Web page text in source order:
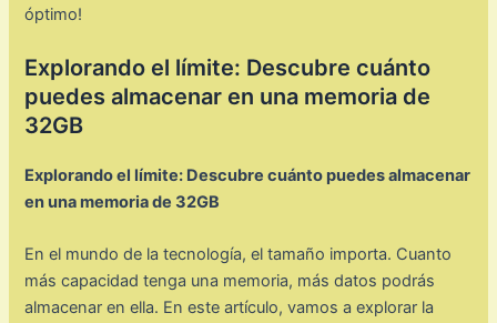
óptimo!
Explorando el límite: Descubre cuánto
puedes almacenar en una memoria de
32GB
Explorando el límite: Descubre cuánto puedes almacenar
en una memoria de 32GB
En el mundo de la tecnología, el tamaño importa. Cuanto
más capacidad tenga una memoria, más datos podrás
almacenar en ella. En este artículo, vamos a explorar la